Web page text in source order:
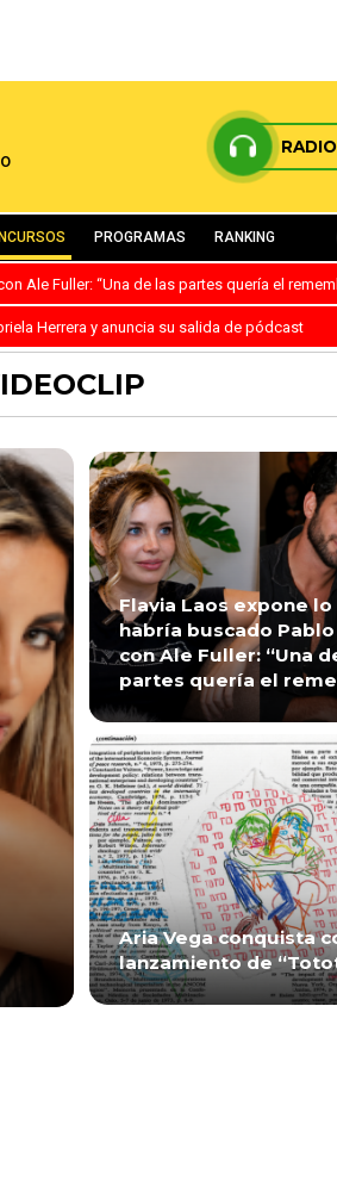
PROGRAMAS RANKING
Ale Fuller: “Una de las partes quería el
Herrera y anuncia su salida de pódcast
Flavia Laos expone lo
habría buscado
con Ale Fuller: “Una
partes quería el
Aria Vega conquista
lanzamiento de